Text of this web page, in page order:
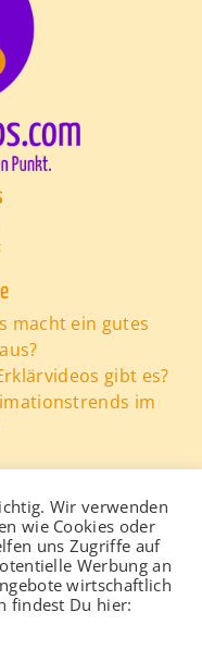
macht ein gutes
gibt es?
im
300
Wir verwenden
wie Cookies oder
uns Zugriffe auf
Werbung an
wirtschaftlich
findest Du hier: